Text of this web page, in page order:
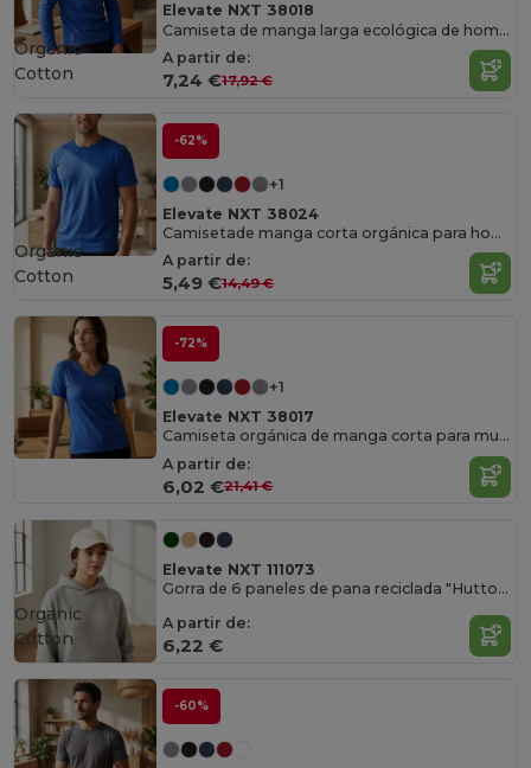
Elevate NXT 38018
Camiseta de manga larga ecológica de hombre Ponoka
A partir de:
7,24 €17,92 €
Organic
Cotton
-62%
+1
Elevate NXT 38024
Camisetade manga corta orgánica para hombre "Balfour"
A partir de:
5,49 €14,49 €
Organic
Cotton
-72%
+1
Elevate NXT 38017
Camiseta orgánica de manga corta para mujer "Kawartha"
A partir de:
6,02 €21,41 €
Elevate NXT 111073
Gorra de 6 paneles de pana reciclada "Hutton"
A partir de:
6,22 €
Organic
Cotton
-60%